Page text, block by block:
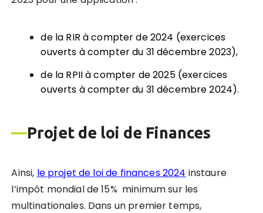
de la RIR à compter de 2024 (exercices
ouverts à compter du 31 décembre 2023),
de la RPII à compter de 2025 (exercices
ouverts à compter du 31 décembre 2024).
—Projet de loi de Finances
Ainsi, le projet de loi de finances 2024 instaure
l’impôt mondial de 15% minimum sur les
multinationales. Dans un premier temps,